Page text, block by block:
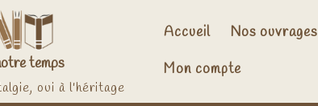
temps
oui à l'héritage
Accueil Nos ouvrages
Mon compte